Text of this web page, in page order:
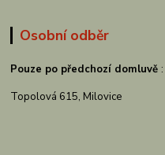
Osobní odběr
Pouze po předchozí domluvě :
Topolová 615, Milovice